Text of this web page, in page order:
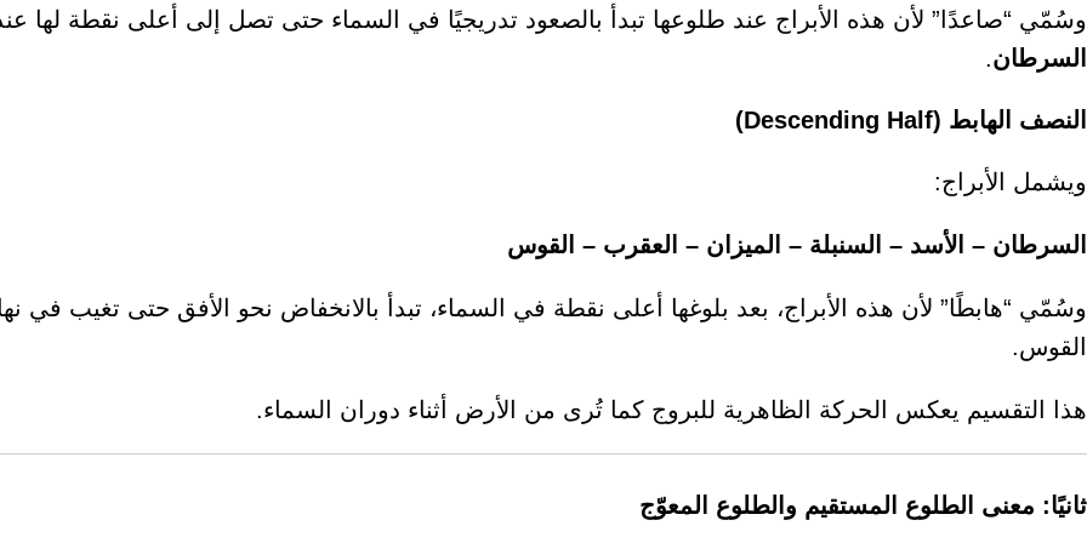
وسُمّي “صاعدًا” لأن هذه الأبراج عند طلوعها تبدأ بالصعود تدريجيًا في السماء حتى تصل إلى أعلى نقطة لها
السرطان.
النصف الهابط (Descending Half)
ويشمل الأبراج:
السرطان – الأسد – السنبلة – الميزان – العقرب – القوس
وسُمّي “هابطًا” لأن هذه الأبراج، بعد بلوغها أعلى نقطة في السماء، تبدأ بالانخفاض نحو الأفق حتى تغيب في
القوس.
هذا التقسيم يعكس الحركة الظاهرية للبروج كما تُرى من الأرض أثناء دوران السماء.
ثانيًا: معنى الطلوع المستقيم والطلوع المعوّج